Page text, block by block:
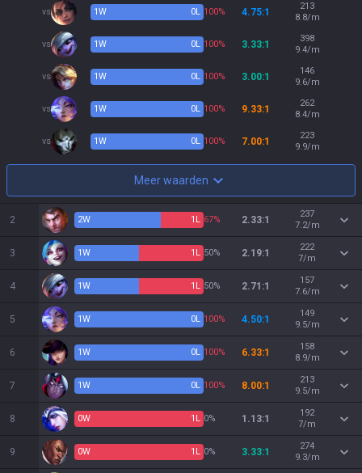
vs 1W 0L 100% 4.75:1
213
8.8/m
vs 1W 0L 100% 3.33:1
398
9.4/m
vs 1W 0L 100% 3.00:1
146
9.6/m
vs 1W 0L 100% 9.33:1
262
8.4/m
vs 1W 0L 100% 7.00:1
223
9.9/m
Meer waarden
2 2W 1 L 67% 2.33:1
237
7.2/m
3 1W 1 L 50% 2.19:1
222
7/m
4 1W 1 L 50% 2.71:1
157
7.6/m
5 1W 0L 100% 4.50:1
149
9.5/m
6 1W 0L 100% 6.33:1
158
8.9/m
7 1W 0L 100% 8.00:1
213
9.5/m
8 0W 1 L 0% 1.13:1
192
7/m
9 0W 1 L 0% 3.33:1
274
9.3/m